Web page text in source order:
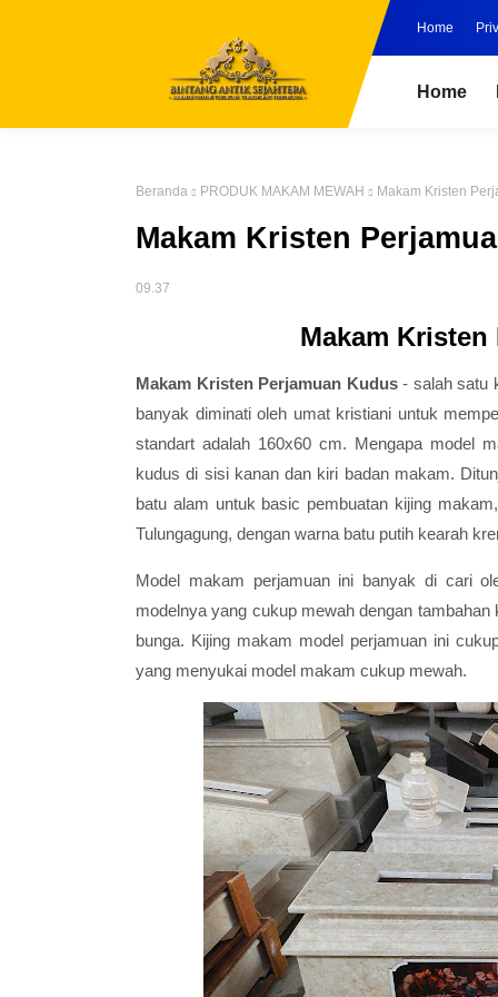
Home
Home
Beranda PRODUK MAKAM MEWAH Makam Kristen
Makam Kristen
09.37
Makam
Makam Kristen Perjamuan Kudus- salah satu
banyak diminati oleh umat kristiani untuk
standart adalah 160x60 cm. Mengapa model
kudus di sisi kanan dan kiri badan makam.
batu alam untuk basic pembuatan kijing
Tulungagung, dengan warna batu putih kearah
Model makam perjamuan ini banyak di cari
modelnya yang cukup mewah dengan
bunga. Kijing makam model perjamuan ini
yang menyukai model makam cukup mewah.